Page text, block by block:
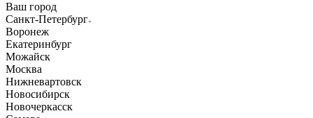
Ваш город
Санкт-Петербург
Воронеж
Екатеринбург
Можайск
Москва
Нижневартовск
Новосибирск
Новочеркасск